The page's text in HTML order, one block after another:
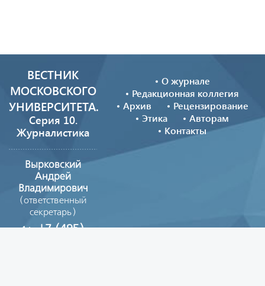
ВЕСТНИК
МОСКОВСКОГО
УНИВЕРСИТЕТА.
Серия 10.
Журналистика
Вырковский
Андрей
Владимирович
(ответственный
секретарь)
+7 (495)
О журнале
Редакционная коллегия
Архив
Рецензирование
Этика
Авторам
Контакты